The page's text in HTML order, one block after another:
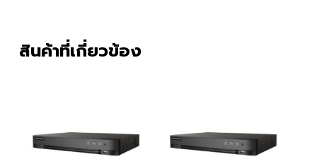
สินค้าที่เกี่ยวข้อง